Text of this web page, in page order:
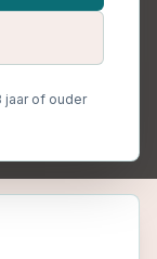
jaar of ouder